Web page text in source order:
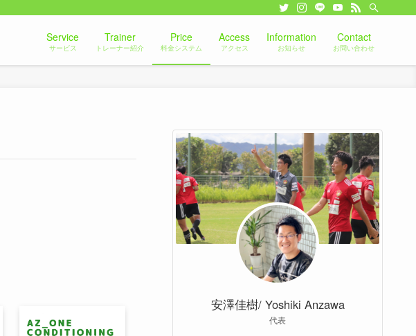
Service
サービス
Trainer
トレーナー紹介
Price
料金システム
Access
アクセス
Information
お知らせ
Contact
お問い合わせ
安澤佳樹/ Yoshiki Anzawa
代表